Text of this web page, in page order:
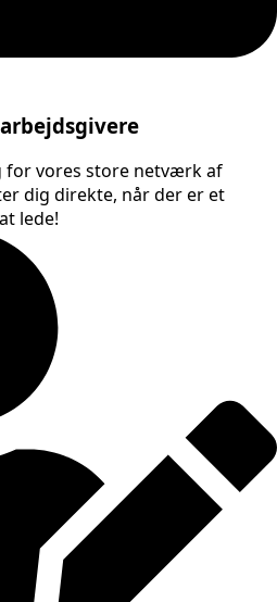
for vores store netværk af
dig direkte, når der er et
lede!